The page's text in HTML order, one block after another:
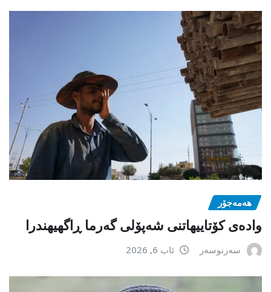
هەمەجۆر
وادەی کۆتاییهاتنی شەپۆلی گەرما ڕاگهیهندرا
سەرنوسەر ئاب 6, 2026